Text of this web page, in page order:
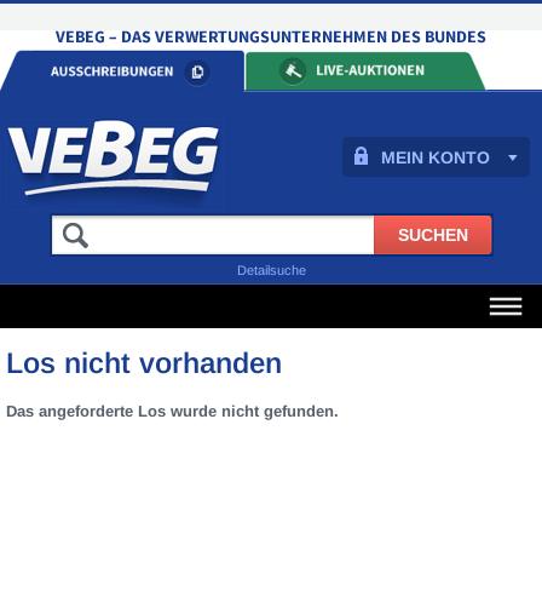
MEIN KONTO
Detailsuche
Los nicht vorhanden
Das angeforderte Los wurde nicht gefunden.